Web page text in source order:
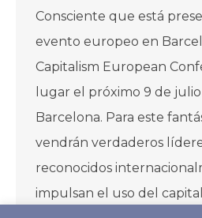
Consciente que está
evento europeo en
Capitalism European
lugar el próximo 9 de
Barcelona. Para este
vendrán verdaderos
reconocidos
impulsan el uso del